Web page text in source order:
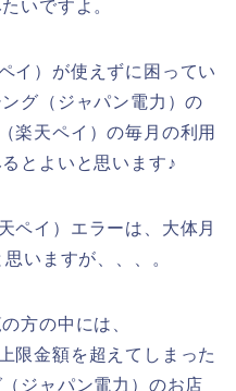
いですよ。
イ）が使えずに困ってい
グ（ジャパン電力）の
楽天ペイ）の毎月の利用
とよいと思います♪
ペイ）エラーは、大体月
いますが、、、。
方の中には、
限金額を超えてしまった
ジャパン電力）のお店